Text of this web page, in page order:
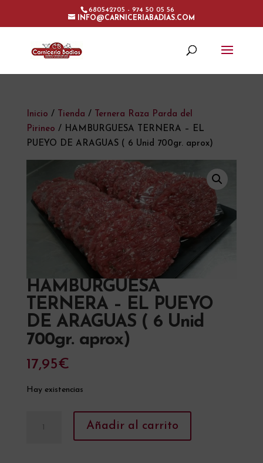
680542705 - 974 50 05 56
INFO@CARNICERIABADIAS.COM
Inicio / Tienda /
Ternera Raza Parda del
Pirineo / HAMBURGUESA TERNERA – EL
PUEYO DE ARAGUAS ( 6 Unid 700gr. aprox)
HAMBURGUESA
TERNERA – EL PUEYO
DE ARAGUAS ( 6 Unid
700gr. aprox)
17,95€
Hay existencias
Añadir al carrito